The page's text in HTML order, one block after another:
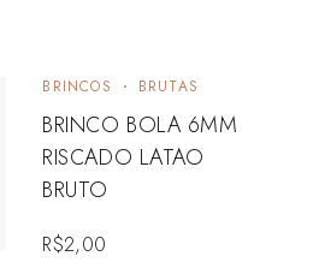
BRINCOS BRUTAS
BRINCO BOLA 6MM
RISCADO LATAO
BRUTO
R$2,00